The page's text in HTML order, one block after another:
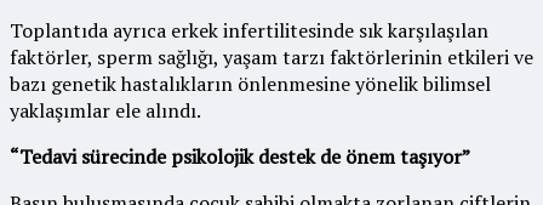
Toplantıda ayrıca erkek infertilitesinde sık karşılaşılan
faktörler, sperm sağlığı, yaşam tarzı faktörlerinin etkileri ve
bazı genetik hastalıkların önlenmesine yönelik bilimsel
yaklaşımlar ele alındı.
“Tedavi sürecinde psikolojik destek de önem taşıyor”